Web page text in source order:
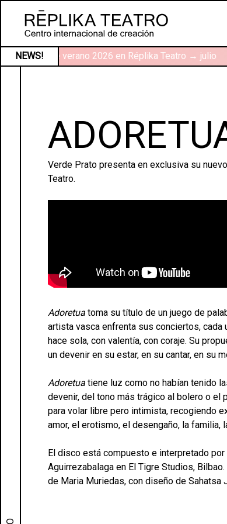
NEWS!
Talleres de verano 2026 en Réplika Teatro → julio
Verde Prato presenta en exclusiva su
Teatro.
Adoretua toma su título de un juego de
artista vasca enfrenta sus conciertos,
hace sola, con valentía, con coraje. Su
un devenir en su estar, en su cantar, en su
Adoretua tiene luz como no habían tenido
devenir, del tono más trágico al bolero o el
para volar libre pero intimista, recogiendo
amor, el erotismo, el desengaño, la
El disco está compuesto e interpretado
Aguirrezabalaga en El Tigre Studios,
de Maria Muriedas, con diseño de Sahatsa